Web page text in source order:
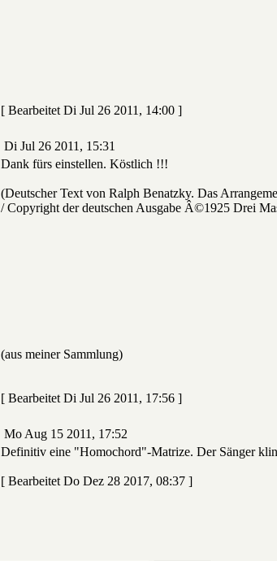
[ Bearbeitet Di Jul 26 2011, 14:00 ]
Di Jul 26 2011, 15:31
Dank fürs einstellen. Köstlich !!!
(Deutscher Text von Ralph Benatzky. Das
/ Copyright der deutschen Ausgabe Â©1925 Drei
(aus meiner Sammlung)
[ Bearbeitet Di Jul 26 2011, 17:56 ]
Mo Aug 15 2011, 17:52
Definitiv eine "Homochord"-Matrize. Der Sänger
[ Bearbeitet Do Dez 28 2017, 08:37 ]